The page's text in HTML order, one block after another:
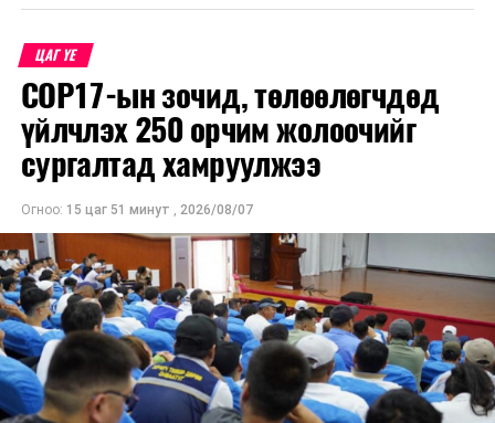
Толгойтын авто замаас Улаанчулуутын хогийн цэг
ЦАГ ҮЕ
COP17-ын зочид, төлөөлөгчдөд
үйлчлэх 250 орчим жолоочийг
сургалтад хамруулжээ
Огноо: 15 цаг 51 минут , 2026/08/07